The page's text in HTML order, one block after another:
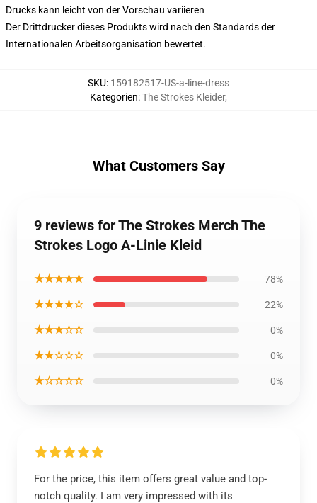
Drucks kann leicht von der Vorschau variieren
Der Drittdrucker dieses Produkts wird nach den Standards der
Internationalen Arbeitsorganisation bewertet.
SKU: 159182517-US-a-line-dress
Kategorien:The Strokes Kleider,
What Customers Say
9 reviews for The Strokes Merch The
Strokes Logo A-Linie Kleid
★★★★★ 78%
★★★★☆ 22%
★★★☆☆ 0%
★★☆☆☆ 0%
★☆☆☆☆ 0%
For the price, this item offers great value and top-
notch quality. I am very impressed with its